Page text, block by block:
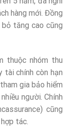
hàng mới. Đồng
tăng cao cũng
thuộc nhóm thu
chính còn hạn
gia bảo hiểm
người. Chính
cũng
tác.